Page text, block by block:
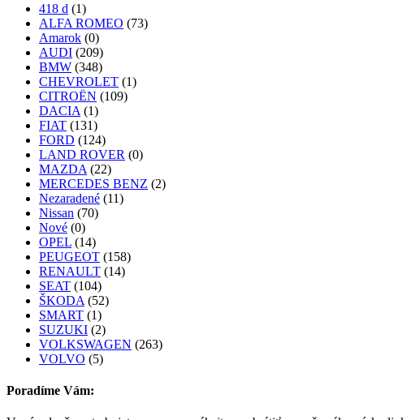
418 d (1)
ALFA ROMEO (73)
Amarok (0)
AUDI (209)
BMW (348)
CHEVROLET (1)
CITROËN (109)
DACIA (1)
FIAT (131)
FORD (124)
LAND ROVER (0)
MAZDA (22)
MERCEDES BENZ (2)
Nezaradené (11)
Nissan (70)
Nové (0)
OPEL (14)
PEUGEOT (158)
RENAULT (14)
SEAT (104)
ŠKODA (52)
SMART (1)
SUZUKI (2)
VOLKSWAGEN (263)
VOLVO (5)
Poradíme Vám: